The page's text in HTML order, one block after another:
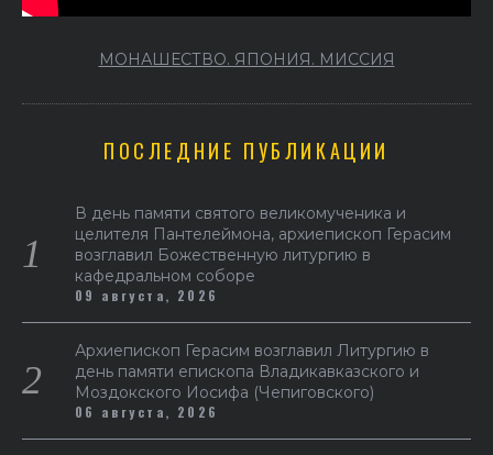
МОНАШЕСТВО. ЯПОНИЯ. МИССИЯ
ПОСЛЕДНИЕ ПУБЛИКАЦИИ
В день памяти святого великомученика и
целителя Пантелеймона, архиепископ Герасим
возглавил Божественную литургию в
кафедральном соборе
09 августа, 2026
Архиепископ Герасим возглавил Литургию в
день памяти епископа Владикавказского и
Моздокского Иосифа (Чепиговского)
06 августа, 2026